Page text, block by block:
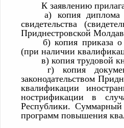
К заявлению
а) копия диплома
свидетельства
Приднестровской
б) копия приказа
(при наличии
в) копия трудовой
г) копия
законодательством
квалификации
нострификации в
Республики. Суммарный
программ повышения